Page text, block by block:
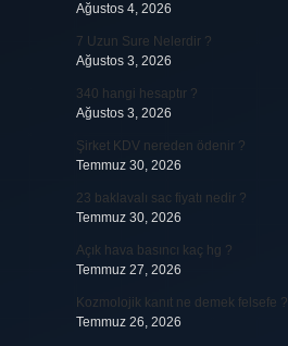
Ağustos 4, 2026
7 Uzun Sure Nelerdir ?
Ağustos 3, 2026
340 hangi hesaptır ?
Ağustos 3, 2026
Şirket KDV nereden ödenir ?
Temmuz 30, 2026
23 baklavalı sac fiyatı nedir ?
Temmuz 30, 2026
Açık hava basıncı kaç hg ?
Temmuz 27, 2026
Kozmolojik kanıt ne demek felsefe ?
Temmuz 26, 2026